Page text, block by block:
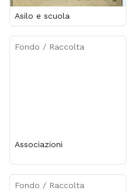
Asilo e scuola
Fondo / Raccolta
Associazioni
Fondo / Raccolta